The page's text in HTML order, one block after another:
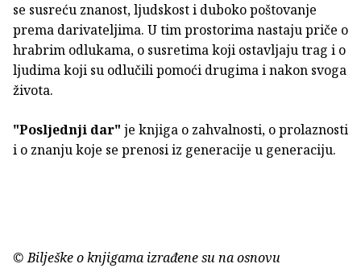
se susreću znanost, ljudskost i duboko poštovanje
prema darivateljima. U tim prostorima nastaju priče o
hrabrim odlukama, o susretima koji ostavljaju trag i o
ljudima koji su odlučili pomoći drugima i nakon svoga
života.
"Posljednji dar" je knjiga o zahvalnosti, o prolaznosti
i o znanju koje se prenosi iz generacije u generaciju.
© Bilješke o knjigama izrađene su na osnovu